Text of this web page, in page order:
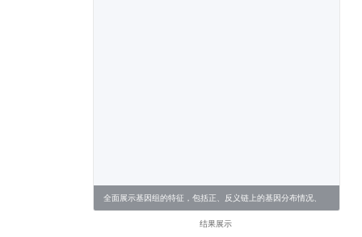
全面展示基因组的特征，包括正、反义链上的基因分布情况、
结果展示